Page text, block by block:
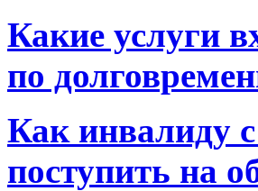
Какие услуги
по
Как инвалиду
поступить на